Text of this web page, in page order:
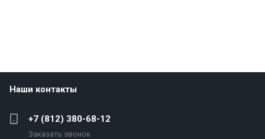
Наши контакты
+7 (812) 380-68-12
Заказать звонок